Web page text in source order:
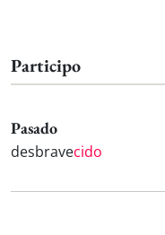
Participo
Pasado
desbravecido